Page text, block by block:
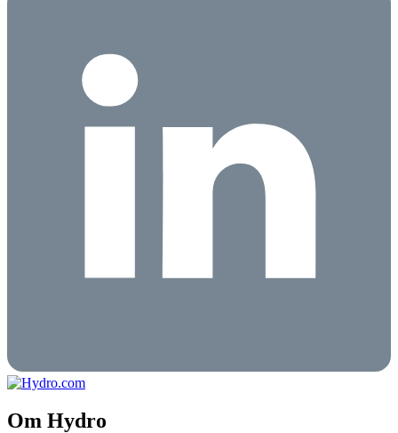
Om Hydro